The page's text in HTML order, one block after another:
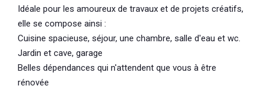
Idéale pour les amoureux de travaux et de projets créatifs,
elle se compose ainsi :
Cuisine spacieuse, séjour, une chambre, salle d'eau et wc.
Jardin et cave, garage
Belles dépendances qui n'attendent que vous à être
rénovée